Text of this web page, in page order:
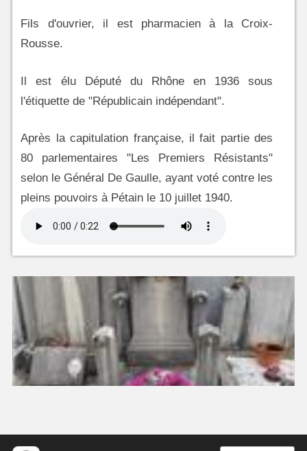
Fils d'ouvrier, il est pharmacien à la Croix-
Rousse.
Il est élu Député du Rhône en 1936 sous
l'étiquette de "Républicain indépendant".
Après la capitulation française, il fait partie des
80 parlementaires "Les Premiers Résistants"
selon le Général De Gaulle, ayant voté contre les
pleins pouvoirs à Pétain le 10 juillet 1940.